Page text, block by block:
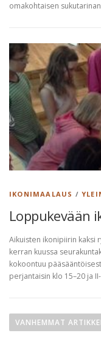
omakohtaisen
IKONIMAALAUS /
Loppukevään
Aikuisten ikonipiirin kaksi
kerran kuussa
kokoontuu
perjantaisin klo 15–20 ja
VANHEMMAT